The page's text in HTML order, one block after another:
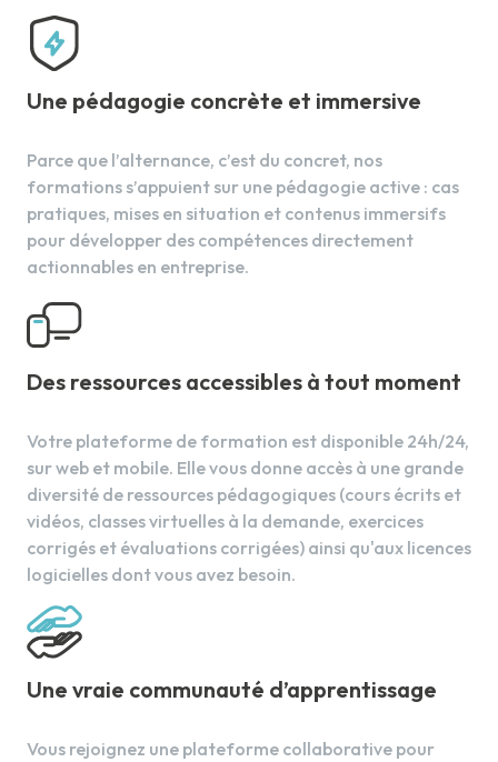
Une pédagogie concrète et immersive
Parce que l’alternance, c’est du concret, nos
formations s’appuient sur une pédagogie active : cas
pratiques, mises en situation et contenus immersifs
pour développer des compétences directement
actionnables en entreprise.
Des ressources accessibles à tout moment
Votre plateforme de formation est disponible 24h/24,
sur web et mobile. Elle vous donne accès à une grande
diversité de ressources pédagogiques (cours écrits et
vidéos, classes virtuelles à la demande, exercices
corrigés et évaluations corrigées) ainsi qu'aux licences
logicielles dont vous avez besoin.
Une vraie communauté d’apprentissage
Vous rejoignez une plateforme collaborative pour